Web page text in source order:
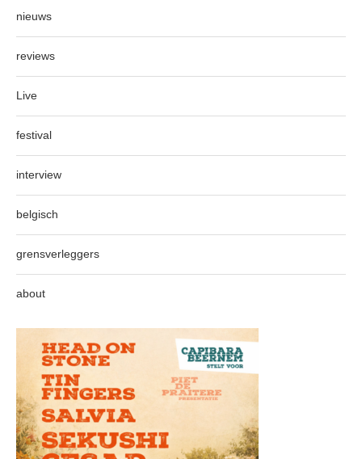
nieuws
reviews
Live
festival
interview
belgisch
grensverleggers
about